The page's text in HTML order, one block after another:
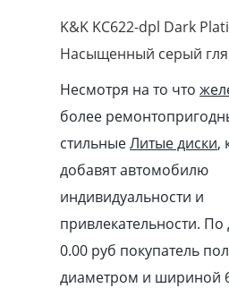
K&K KC622-dpl Dark
Насыщенный серый
Несмотря на то что
более
стильныеЛитые диски,
добавят автомобилю
индивидуальности и
привлекательности.
0.00 pуб покупатель
диаметром и шириной